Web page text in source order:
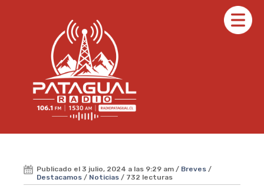
Publicado el 3 julio, 2024 a las 9:29 am / Breves /
Destacamos / Noticias / 732 lecturas